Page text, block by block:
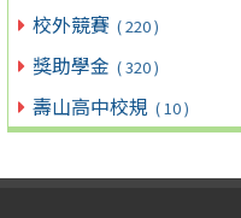
校外競賽 ( 220 )
獎助學金 ( 320 )
壽山高中校規 ( 10 )